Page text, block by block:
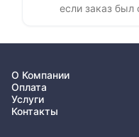
если заказ был
О Компании
Оплата
Услуги
Контакты